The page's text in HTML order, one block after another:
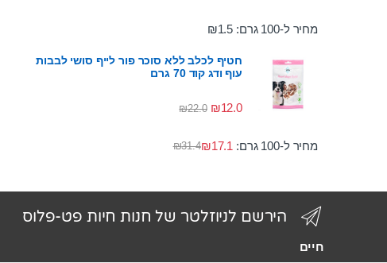
מחיר ל-100 גרם: ₪1.5
חטיף לכלב ללא סוכר פור לייף סושי לבבות
עוף ודג קוד 70 גרם
₪12.0
₪22.0
מחיר ל-100 גרם: ₪31.4₪17.1
הירשם לניוזלטר של חנות חיות פט-פלוס
חיים